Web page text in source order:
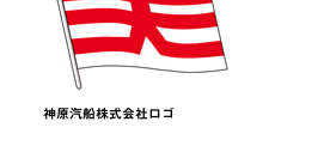
神原汽船株式会社ロゴ